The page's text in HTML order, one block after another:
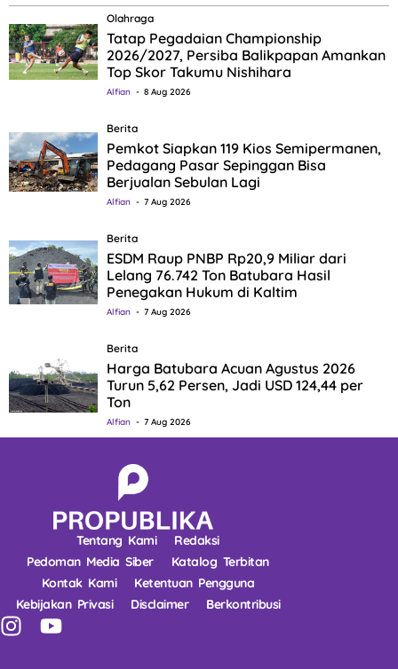
Olahraga
Tatap Pegadaian Championship
2026/2027, Persiba Balikpapan Amankan
Top Skor Takumu Nishihara
Alfian 8 Aug 2026
Berita
Pemkot Siapkan 119 Kios Semipermanen,
Pedagang Pasar Sepinggan Bisa
Berjualan Sebulan Lagi
Alfian 7 Aug 2026
Berita
ESDM Raup PNBP Rp20,9 Miliar dari
Lelang 76.742 Ton Batubara Hasil
Penegakan Hukum di Kaltim
Alfian 7 Aug 2026
Berita
Harga Batubara Acuan Agustus 2026
Turun 5,62 Persen, Jadi USD 124,44 per
Ton
Alfian 7 Aug 2026
Tentang Kami
Redaksi
Pedoman Media Siber
Katalog Terbitan
Kontak Kami
Ketentuan Pengguna
Kebijakan Privasi
Disclaimer Berkontribusi